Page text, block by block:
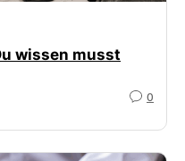
wissen musst
0